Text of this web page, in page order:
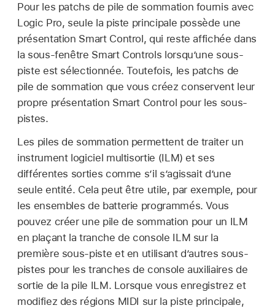
Pour les patchs de pile de sommation fournis avec
Logic Pro, seule la piste principale possède une
présentation Smart Control, qui reste affichée dans
la sous-fenêtre Smart Controls lorsqu’une sous-
piste est sélectionnée. Toutefois, les patchs de
pile de sommation que vous créez conservent leur
propre présentation Smart Control pour les sous-
pistes.
Les piles de sommation permettent de traiter un
instrument logiciel multisortie (ILM) et ses
différentes sorties comme s’il s’agissait d’une
seule entité. Cela peut être utile, par exemple, pour
les ensembles de batterie programmés. Vous
pouvez créer une pile de sommation pour un ILM
en plaçant la tranche de console ILM sur la
première sous-piste et en utilisant d’autres sous-
pistes pour les tranches de console auxiliaires de
sortie de la pile ILM. Lorsque vous enregistrez et
modifiez des régions MIDI sur la piste principale,